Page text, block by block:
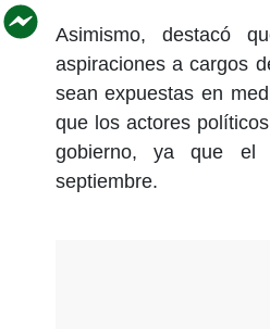
Asimismo, destacó
aspiraciones a cargos
sean expuestas en
que los actores
gobierno, ya que el
septiembre.